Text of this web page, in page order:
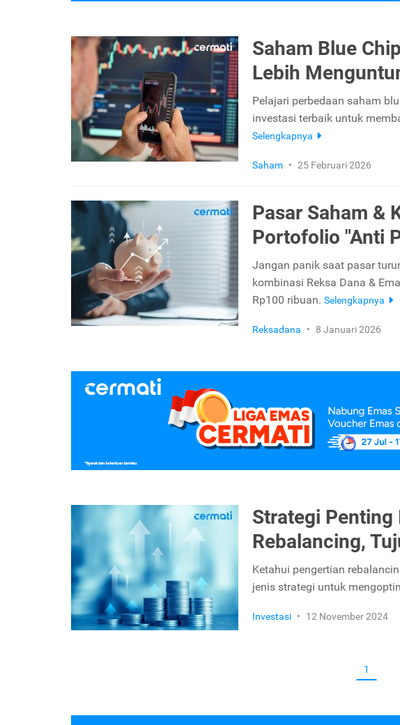
Saham Blue
Lebih
Pelajari perbedaan saham
investasi terbaik untuk
Selengkapnya
Saham • 25 Februari 2026
Pasar Saham &
Portofolio "Anti
Jangan panik saat pasar
kombinasi Reksa Dana &
Rp100 ribuan. Selengkapnya
Reksadana • 8 Januari 2026
Strategi
Rebalancing,
Ketahui pengertian
jenis strategi untuk
Investasi • 12 November 2024
1